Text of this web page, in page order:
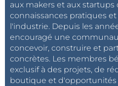
aux makers et aux
connaissances pratiques
l'industrie. Depuis les
encouragé une
concevoir, construire et
concrètes. Les membres
exclusif à des projets, de
boutique et d'opportunités